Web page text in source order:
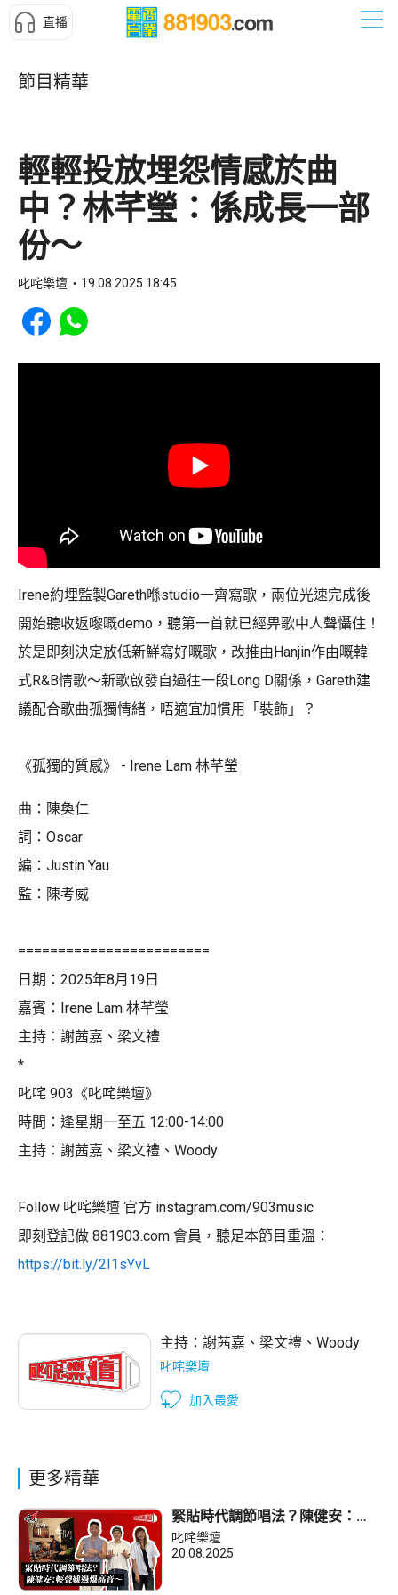
直播
節目精華
輕輕投放埋怨情感於曲
中？林芊瑩：係成長一部
份～
叱咤樂壇 19.08.2025 18:45
Share to Facebook
Share to WhatsApp
Irene約埋監製Gareth喺studio一齊寫歌，兩位光速完成後
開始聽收返嚟嘅demo，聽第一首就已經畀歌中人聲懾住！
於是即刻決定放低新鮮寫好嘅歌，改推由Hanjin作由嘅韓
式R&B情歌～新歌啟發自過往一段Long D關係，Gareth建
議配合歌曲孤獨情緒，唔適宜加慣用「裝飾」？
《孤獨的質感》 - Irene Lam 林芊瑩
曲：陳奐仁
詞：Oscar
編：Justin Yau
監：陳考威
========================
日期：2025年8月19日
嘉賓：Irene Lam 林芊瑩
主持：謝茜嘉、梁文禮
*
叱咤 903《叱咤樂壇》
時間：逢星期一至五 12:00-14:00
主持：謝茜嘉、梁文禮、Woody
Follow 叱咤樂壇 官方 instagram.com/903music
即刻登記做 881903.com 會員，聽足本節目重溫：
https://bit.ly/2I1sYvL
主持： 謝茜嘉 、 梁文禮 、 Woody
叱咤樂壇
加入最愛
更多精華
緊貼時代調節唱法？陳健安：輕
聲難過爆高音～
叱咤樂壇
20.08.2025